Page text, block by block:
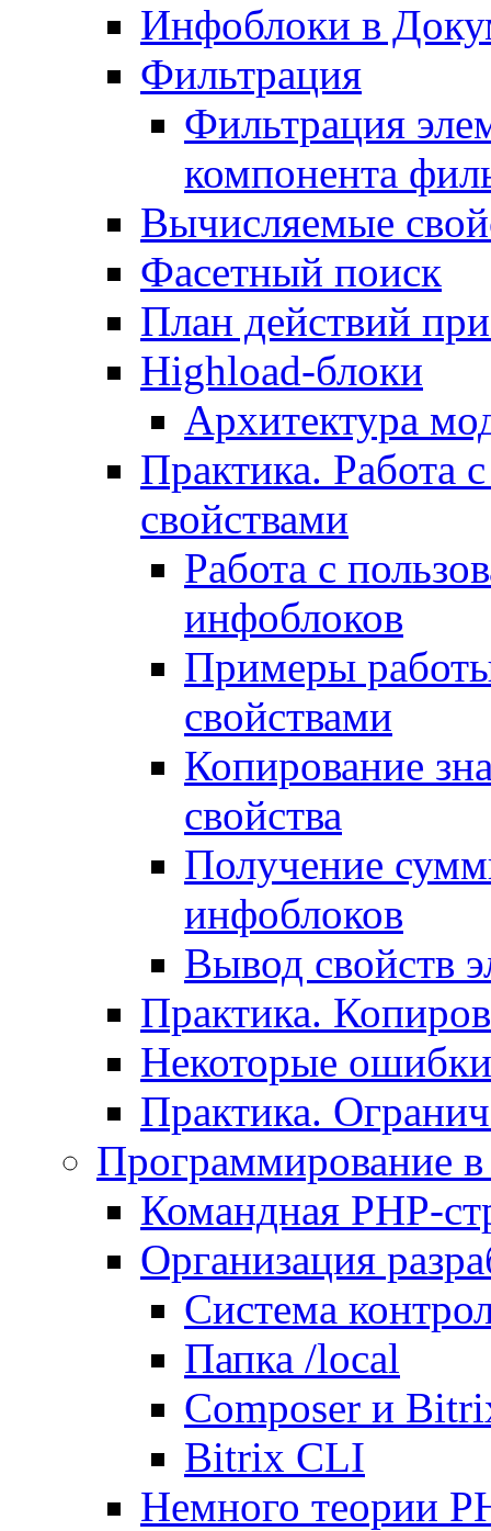
Инфоблоки в
Фильтрация
Фильтрация
компонента
Вычисляемые
Фасетный поиск
План действий
Highload-блоки
Архитектура
Практика. Работа
свойствами
Работа с
инфоблоков
Примеры
свойствами
Копирование
свойства
Получение
инфоблоков
Вывод свойств
Практика.
Некоторые
Практика.
Программирование
Командная PHP-
Организация
Система
Папка /local
Composer и
Bitrix CLI
Немного теории